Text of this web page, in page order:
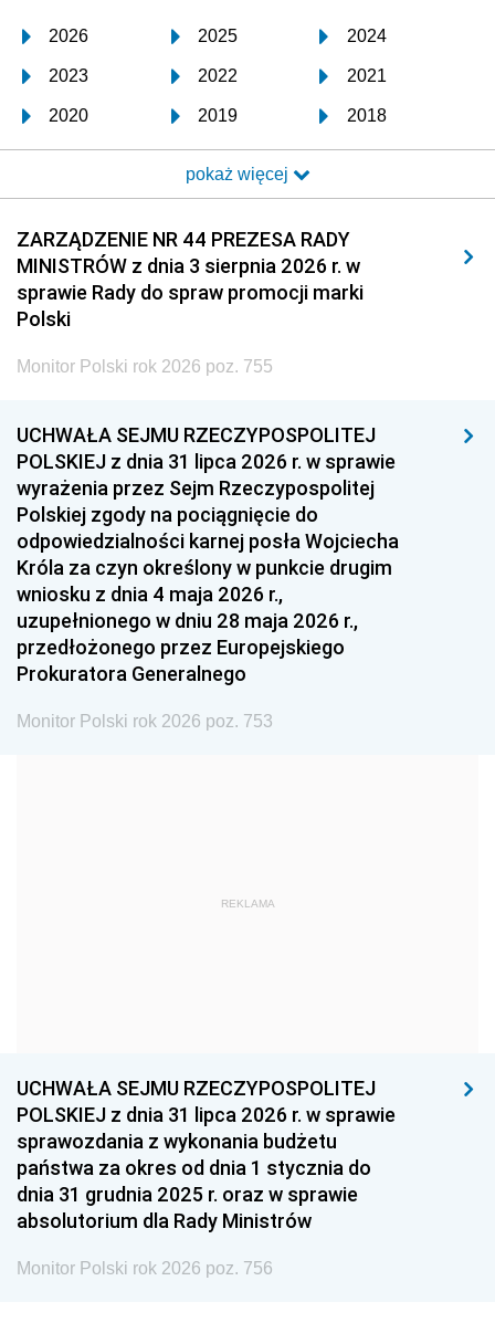
2026 2025 2024
2023 2022 2021
2020 2019 2018
2017 2016 2015
2014 2013 2012
2011 2010 2009
2008 2007 2006
2005
1996 1995 1994
1993 1992 1991
1990 1989
1987 1986 1985
1984 1983
1981 1980 1979
1978 1977
1975 1974
1959
1939 1938 1937
1936 1930
pokaż więcej
ZARZĄDZENIE NR 44 PREZESA RADY
MINISTRÓW z dnia 3 sierpnia 2026 r. w
sprawie Rady do spraw promocji marki
Polski
Monitor Polski rok 2026 poz. 755
UCHWAŁA SEJMU RZECZYPOSPOLITEJ
POLSKIEJ z dnia 31 lipca 2026 r. w sprawie
wyrażenia przez Sejm Rzeczypospolitej
Polskiej zgody na pociągnięcie do
odpowiedzialności karnej posła Wojciecha
Króla za czyn określony w punkcie drugim
wniosku z dnia 4 maja 2026 r.,
uzupełnionego w dniu 28 maja 2026 r.,
przedłożonego przez Europejskiego
Prokuratora Generalnego
Monitor Polski rok 2026 poz. 753
REKLAMA
UCHWAŁA SEJMU RZECZYPOSPOLITEJ
POLSKIEJ z dnia 31 lipca 2026 r. w sprawie
sprawozdania z wykonania budżetu
państwa za okres od dnia 1 stycznia do
dnia 31 grudnia 2025 r. oraz w sprawie
absolutorium dla Rady Ministrów
Monitor Polski rok 2026 poz. 756